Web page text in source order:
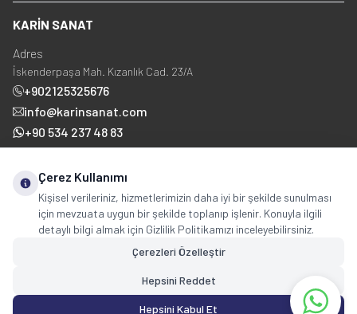
KARİN SANAT
Adres
İskenderpaşa Mah. Kızanlık Cad. 23/A
+902125325676
info@karinsanat.com
+90 534 237 48 83
Copyright © 2025 karinsanat.com Tüm Hakları Saklıdır.
Çerez Kullanımı
Kişisel verileriniz, hizmetlerimizin daha iyi bir şekilde sunulması
için mevzuata uygun bir şekilde toplanıp işlenir. Konuyla ilgili
detaylı bilgi almak için Gizlilik Politikamızı inceleyebilirsiniz.
Çerezleri Özelleştir
Hepsini Reddet
Hepsini Kabul Et